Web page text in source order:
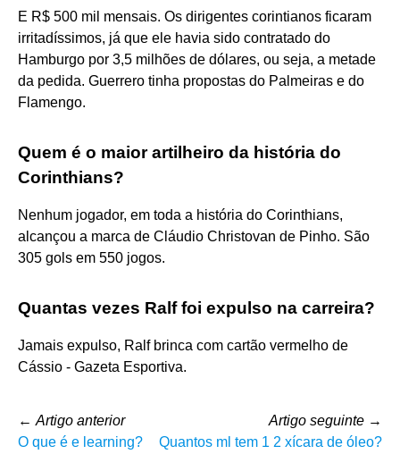
E R$ 500 mil mensais. Os dirigentes corintianos ficaram
irritadíssimos, já que ele havia sido contratado do
Hamburgo por 3,5 milhões de dólares, ou seja, a metade
da pedida. Guerrero tinha propostas do Palmeiras e do
Flamengo.
Quem é o maior artilheiro da história do
Corinthians?
Nenhum jogador, em toda a história do Corinthians,
alcançou a marca de Cláudio Christovan de Pinho. São
305 gols em 550 jogos.
Quantas vezes Ralf foi expulso na carreira?
Jamais expulso, Ralf brinca com cartão vermelho de
Cássio - Gazeta Esportiva.
← Artigo anterior
O que é e learning?
Artigo seguinte →
Quantos ml tem 1 2 xícara de óleo?